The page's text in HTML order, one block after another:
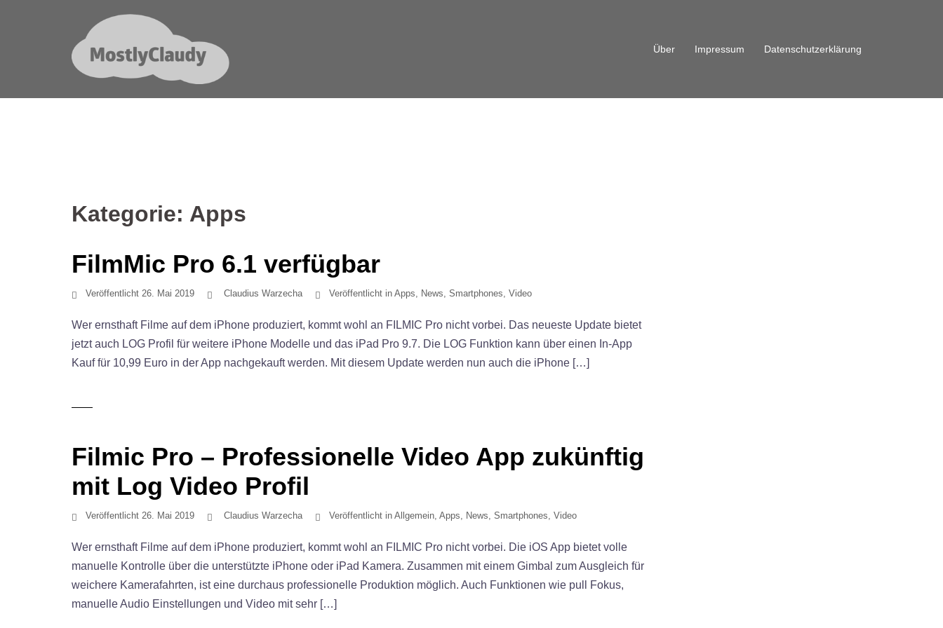
Über Impressum Datenschutzerklärung
Kategorie: Apps
FilmMic Pro 6.1 verfügbar
Veröffentlicht 26. Mai 2019 Claudius Warzecha Veröffentlicht in Apps News Smartphones Video
Wer ernsthaft Filme auf dem iPhone produziert, kommt wohl an FILMIC Pro nicht vorbei. Das neueste Update bietet
jetzt auch LOG Profil für weitere iPhone Modelle und das iPad Pro 9.7. Die LOG Funktion kann über einen In-App
Kauf für 10,99 Euro in der App nachgekauft werden. Mit diesem Update werden nun auch die iPhone […]
Filmic Pro – Professionelle Video App zukünftig
mit Log Video Profil
Veröffentlicht 26. Mai 2019 Claudius Warzecha Veröffentlicht in Allgemein Apps News Smartphones Video
Wer ernsthaft Filme auf dem iPhone produziert, kommt wohl an FILMIC Pro nicht vorbei. Die iOS App bietet volle
manuelle Kontrolle über die unterstützte iPhone oder iPad Kamera. Zusammen mit einem Gimbal zum Ausgleich für
weichere Kamerafahrten, ist eine durchaus professionelle Produktion möglich. Auch Funktionen wie pull Fokus,
manuelle Audio Einstellungen und Video mit sehr […]